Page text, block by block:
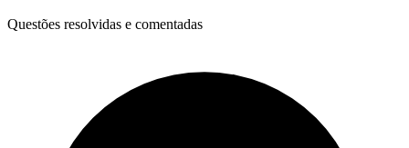
Questões resolvidas e comentadas